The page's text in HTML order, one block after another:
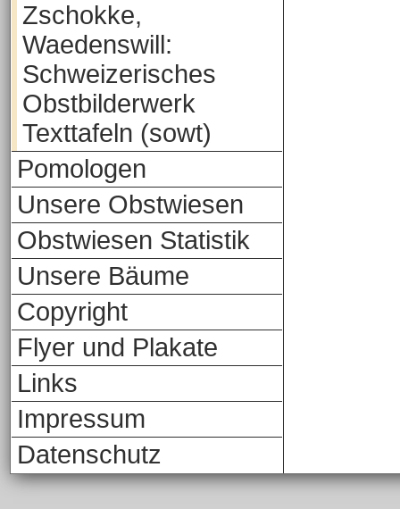
Zschokke,
Waedenswill:
Schweizerisches
Obstbilderwerk
Texttafeln (sowt)
Pomologen
Unsere Obstwiesen
Obstwiesen Statistik
Unsere Bäume
Copyright
Flyer und Plakate
Links
Impressum
Datenschutz